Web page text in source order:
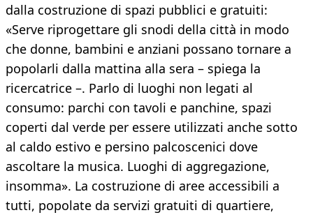
dalla costruzione di spazi pubblici e gratuiti:
«Serve riprogettare gli snodi della città in modo
che donne, bambini e anziani possano tornare a
popolarli dalla mattina alla sera – spiega la
ricercatrice –. Parlo di luoghi non legati al
consumo: parchi con tavoli e panchine, spazi
coperti dal verde per essere utilizzati anche sotto
al caldo estivo e persino palcoscenici dove
ascoltare la musica. Luoghi di aggregazione,
insomma». La costruzione di aree accessibili a
tutti, popolate da servizi gratuiti di quartiere,